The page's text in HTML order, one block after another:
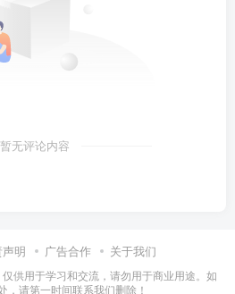
暂无评论内容
明 广告合作 关于我们
供用于学习和交流，请勿用于商业用途。如
，请第一时间联系我们删除！